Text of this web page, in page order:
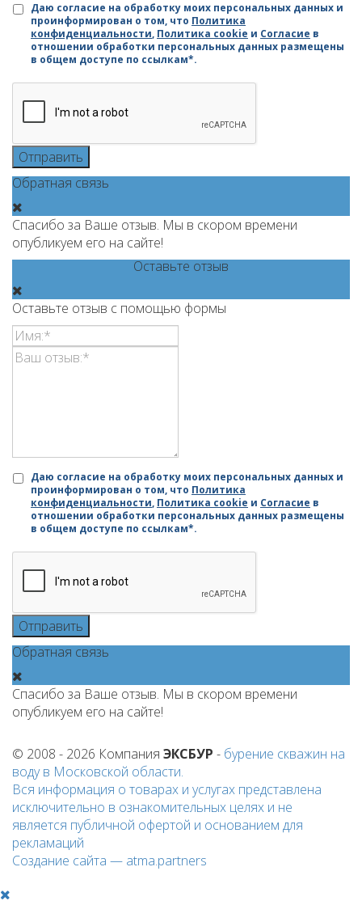
Даю согласие на обработку моих персональных данных и
проинформирован о том, что Политика
конфиденциальности, Политика cookie и Согласие в
отношении обработки персональных данных размещены
в общем доступе по ссылкам*.
Отправить
Обратная связь
Спасибо за Ваше отзыв. Мы в скором времени
опубликуем его на сайте!
Оставьте отзыв
Оставьте отзыв с помощью формы
Даю согласие на обработку моих персональных данных и
проинформирован о том, что Политика
конфиденциальности, Политика cookie и Согласие в
отношении обработки персональных данных размещены
в общем доступе по ссылкам*.
Отправить
Обратная связь
Спасибо за Ваше отзыв. Мы в скором времени
опубликуем его на сайте!
© 2008 - 2026 Компания ЭКСБУР - бурение скважин на
водув Московской области.
Вся информация о товарах и услугах представлена
исключительно в ознакомительных целях и не
является публичной офертой и основанием для
рекламаций
Создание сайта — atma.partners